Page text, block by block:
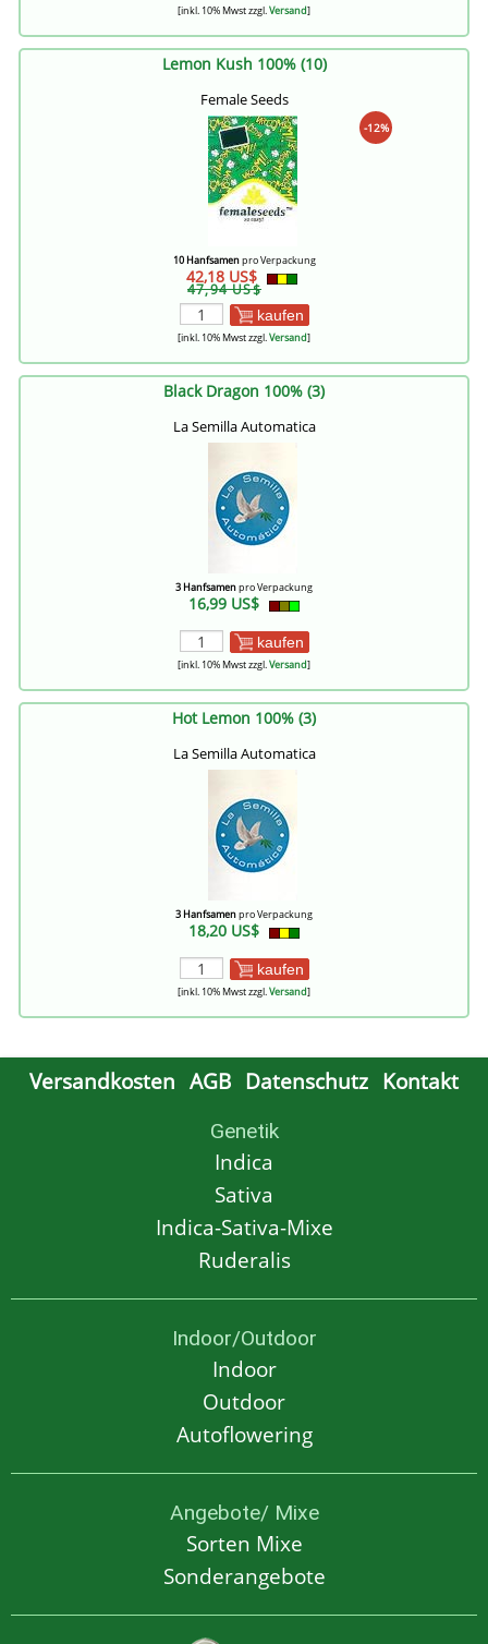
[inkl. 10% Mwst zzgl.Versand]
Lemon Kush 100% (10)
Female Seeds
-12%
10 Hanfsamenpro Verpackung
42,18 US$
47,94 US$
kaufen
[inkl. 10% Mwst zzgl.Versand]
Black Dragon 100% (3)
La Semilla Automatica
3 Hanfsamenpro Verpackung
16,99 US$
kaufen
[inkl. 10% Mwst zzgl.Versand]
Hot Lemon 100% (3)
La Semilla Automatica
3 Hanfsamenpro Verpackung
18,20 US$
kaufen
[inkl. 10% Mwst zzgl.Versand]
Versandkosten AGB Datenschutz Kontakt
Genetik
Indica
Sativa
Indica-Sativa-Mixe
Ruderalis
Indoor/Outdoor
Indoor
Outdoor
Autoflowering
Angebote/ Mixe
Sorten Mixe
Sonderangebote